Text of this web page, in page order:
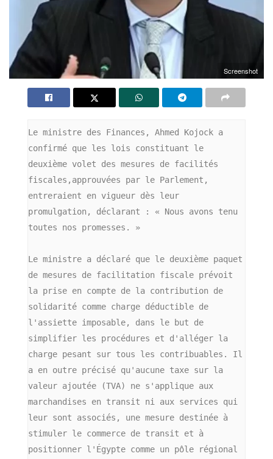
Screenshot
Le ministre des Finances, Ahmed Kojock a
confirmé que les lois constituant le
deuxième volet des mesures de facilités
fiscales,approuvées par le Parlement,
entreraient en vigueur dès leur
promulgation, déclarant : « Nous avons tenu
toutes nos promesses. »
Le ministre a déclaré que le deuxième paquet
de mesures de facilitation fiscale prévoit
la prise en compte de la contribution de
solidarité comme charge déductible de
l'assiette imposable, dans le but de
simplifier les procédures et d'alléger la
charge pesant sur tous les contribuables. Il
a en outre précisé qu'aucune taxe sur la
valeur ajoutée (TVA) ne s'applique aux
marchandises en transit ni aux services qui
leur sont associés, une mesure destinée à
stimuler le commerce de transit et à
positionner l'Égypte comme un pôle régional